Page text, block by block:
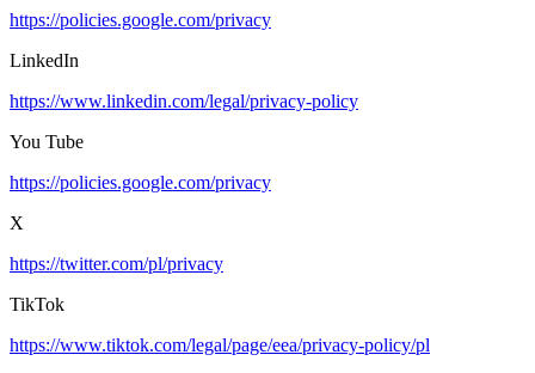
https://policies.google.com/privacy
LinkedIn
https://www.linkedin.com/legal/privacy-policy
You Tube
https://policies.google.com/privacy
X
https://twitter.com/pl/privacy
TikTok
https://www.tiktok.com/legal/page/eea/privacy-policy/pl